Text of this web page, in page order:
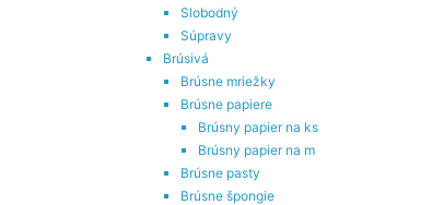
Slobodný
Súpravy
Brúsivá
Brúsne mriežky
Brúsne papiere
Brúsny papier na ks
Brúsny papier na m
Brúsne pasty
Brúsne špongie